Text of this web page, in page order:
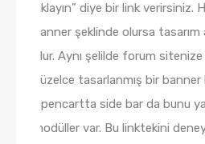
tıklayın” diye bir link
banner şeklinde olursa tasarım
olur. Aynı şelilde forum
güzelce tasarlanmış bir
Opencartta side bar da bunu
modüller var. Bu linktekini